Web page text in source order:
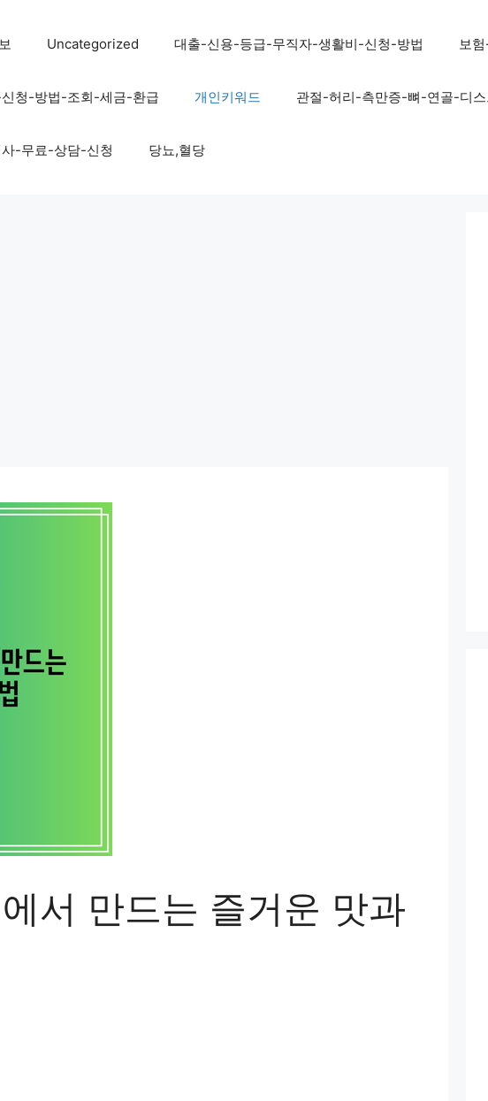
Uncategorized 대출-신용-등급-무직자-생활비-신청-방법 보
청-방법-조회-세금-환급 개인키워드 관절-허리-측만증-뼈-연골-디
-무료-상담-신청 당뇨,혈당
서 만드는 즐거운 맛과